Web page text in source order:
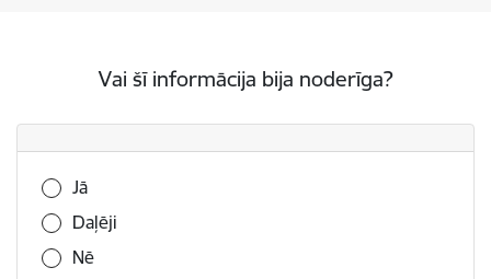
Vai šī informācija bija noderīga?
Vai šī informācija bija noderīga?
Jā
Daļēji
Nē